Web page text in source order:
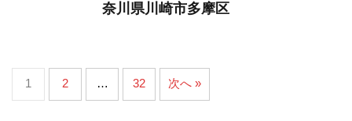
奈川県川崎市多摩区
1 2 … 32 次へ »